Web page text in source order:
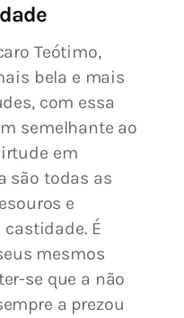
Teótimo,
bela e mais
com essa
semelhante ao
em
são todas as
e
É
mesmos
se que a não
a prezou